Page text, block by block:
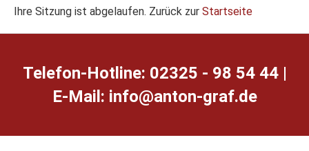
Ihre Sitzung ist abgelaufen. Zurück zur Startseite
Telefon-Hotline: 02325 - 98 54 44 |
E-Mail: ed.farg-notna@ofni